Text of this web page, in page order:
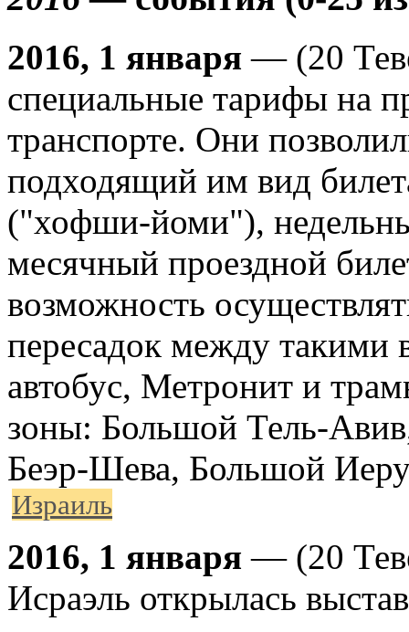
2016, 1 января — (20
специальные тарифы на
транспорте. Они
подходящий им вид
("хофши-йоми"),
месячный проездной
возможность
пересадок между такими
автобус, Метронит и
зоны: Большой Тель-
Беэр-Шева, Большой
Израиль
2016, 1 января — (20
Исраэль открылась